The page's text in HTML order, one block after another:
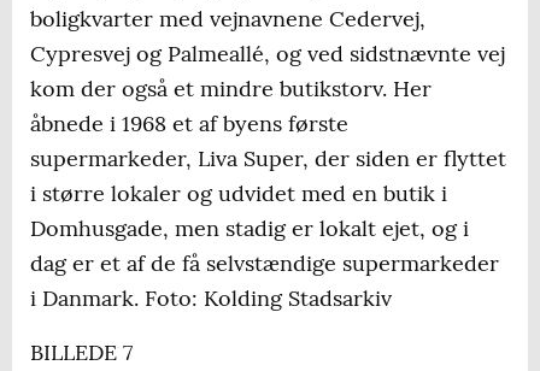
boligkvarter med vejnavnene Cedervej,
Cypresvej og Palmeallé, og ved sidstnævnte vej
kom der også et mindre butikstorv. Her
åbnede i 1968 et af byens første
supermarkeder, Liva Super, der siden er flyttet
i større lokaler og udvidet med en butik i
Domhusgade, men stadig er lokalt ejet, og i
dag er et af de få selvstændige supermarkeder
i Danmark. Foto: Kolding Stadsarkiv
BILLEDE 7